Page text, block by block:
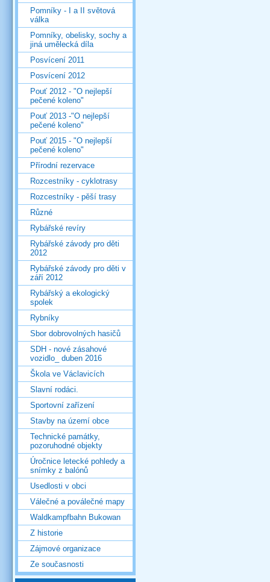
Pomníky - I a II světová
válka
Pomníky, obelisky, sochy a
jiná umělecká díla
Posvícení 2011
Posvícení 2012
Pouť 2012 - "O nejlepší
pečené koleno"
Pouť 2013 -"O nejlepší
pečené koleno"
Pouť 2015 - "O nejlepší
pečené koleno"
Přírodní rezervace
Rozcestníky - cyklotrasy
Rozcestníky - pěší trasy
Různé
Rybářské revíry
Rybářské závody pro děti
2012
Rybářské závody pro děti v
září 2012
Rybářský a ekologický
spolek
Rybníky
Sbor dobrovolných hasičů
SDH - nové zásahové
vozidlo_ duben 2016
Škola ve Václavicích
Slavní rodáci.
Sportovní zařízení
Stavby na území obce
Technické památky,
pozoruhodné objekty
Úročnice letecké pohledy a
snímky z balónů
Usedlosti v obci
Válečné a poválečné mapy
Waldkampfbahn Bukowan
Z historie
Zájmové organizace
Ze současnosti